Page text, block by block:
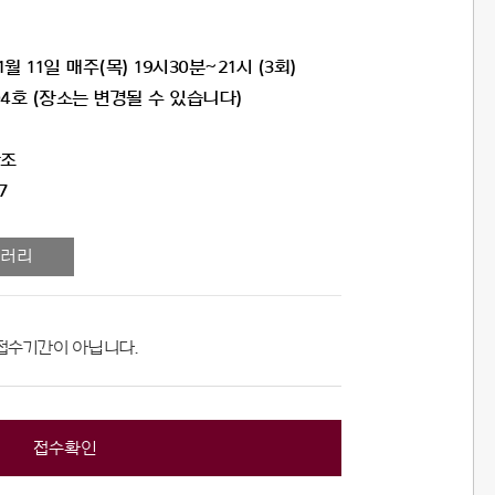
11일 매주(목) 19시30분~21시 (3회)
(장소는 변경될 수 있습니다)
리
수기간이 아닙니다.
접수확인